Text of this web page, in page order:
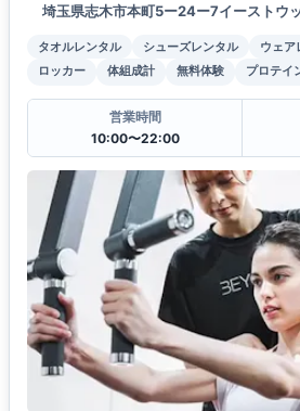
埼玉県志木市本町5ー24ー7イーストウ
タオルレンタル シューズレンタル ウェア
ロッカー
体組成計 無料体験 プロテイ
営業時間
10:00〜22:00